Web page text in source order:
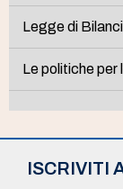
Legge di
Le politiche
ISCRIVITI